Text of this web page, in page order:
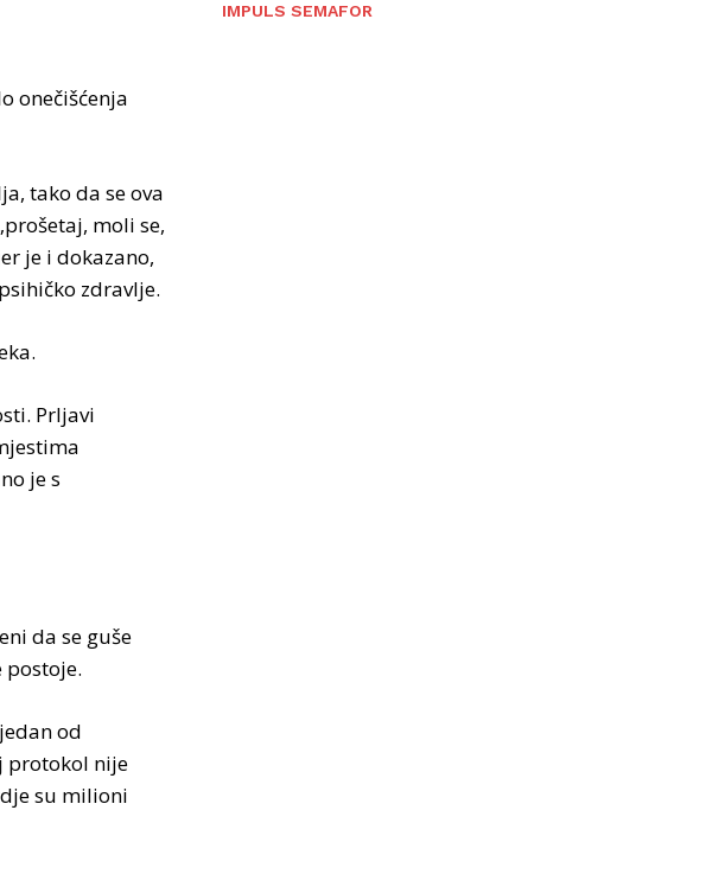
onečišćenja
tako da se ova
moli se,
je i dokazano,
zdravlje.
Prljavi
je s
da se guše
postoje.
od
protokol nije
su milioni
IMPULS SEMAFOR